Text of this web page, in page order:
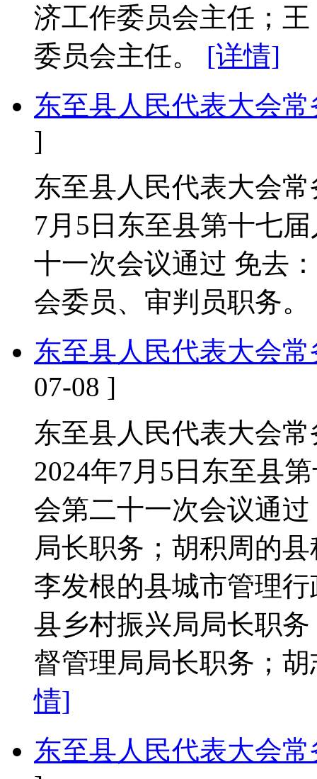
济工作委员会主任；
委员会主任。 [详情]
东至县人民代表大会
]
东至县人民代表大会
7月5日东至县第十七
十一次会议通过 免去
会委员、审判员职务。
东至县人民代表大会
07-08 ]
东至县人民代表大会
2024年7月5日东至县
会第二十一次会议通
局长职务；胡积周的
李发根的县城市管理
县乡村振兴局局长职
督管理局局长职务；
情]
东至县人民代表大会